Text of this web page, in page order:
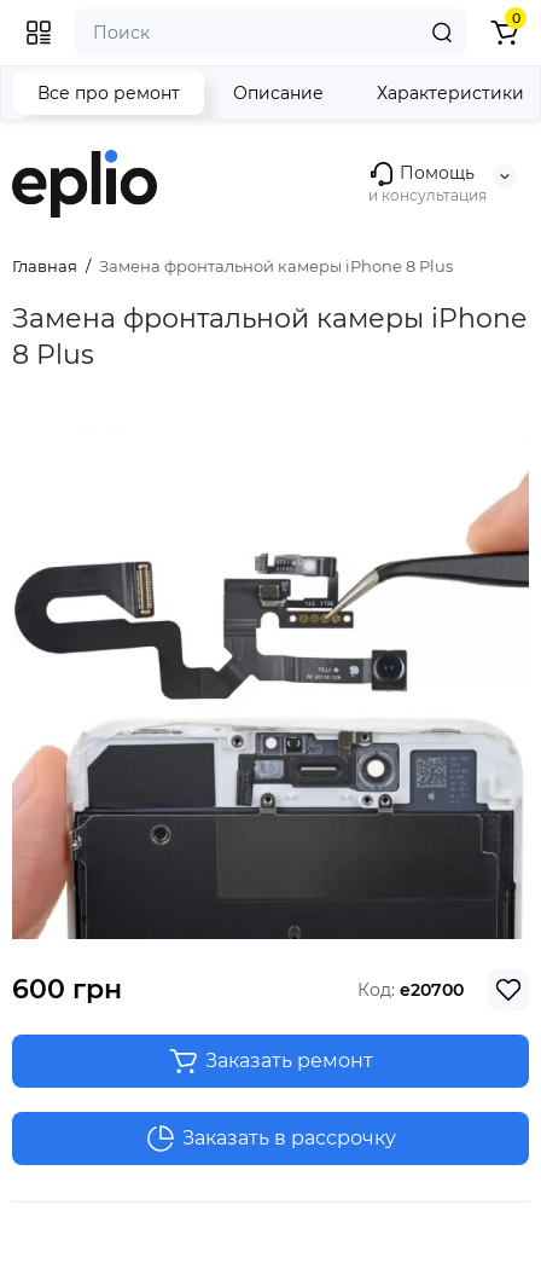
Помощь
и консультация
0
Главная Замена фронтальной камеры iPhone 8 Plus
Замена фронтальной камеры iPhone
8 Plus
Все про ремонт Описание Характеристики
600 грн Код: e20700
Заказать ремонт
Заказать в рассрочку